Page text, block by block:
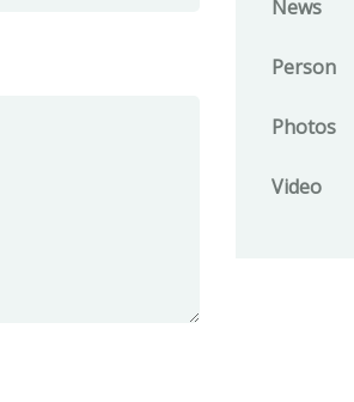
News
Person
Photos
Video